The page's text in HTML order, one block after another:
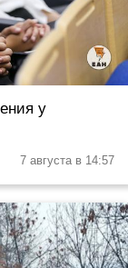
у
7 августа в 14:57